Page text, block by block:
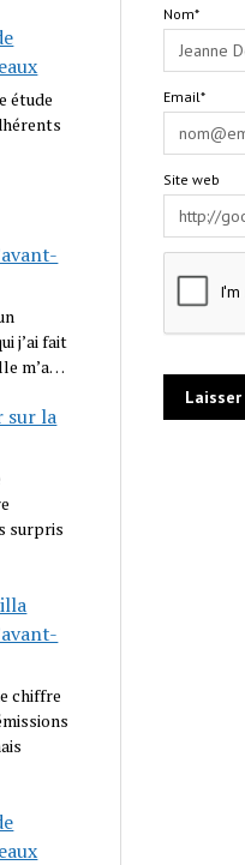
étude
j’ai fait
m’a…
sur la
surpris
chiffre
Nom*
Email*
Site web